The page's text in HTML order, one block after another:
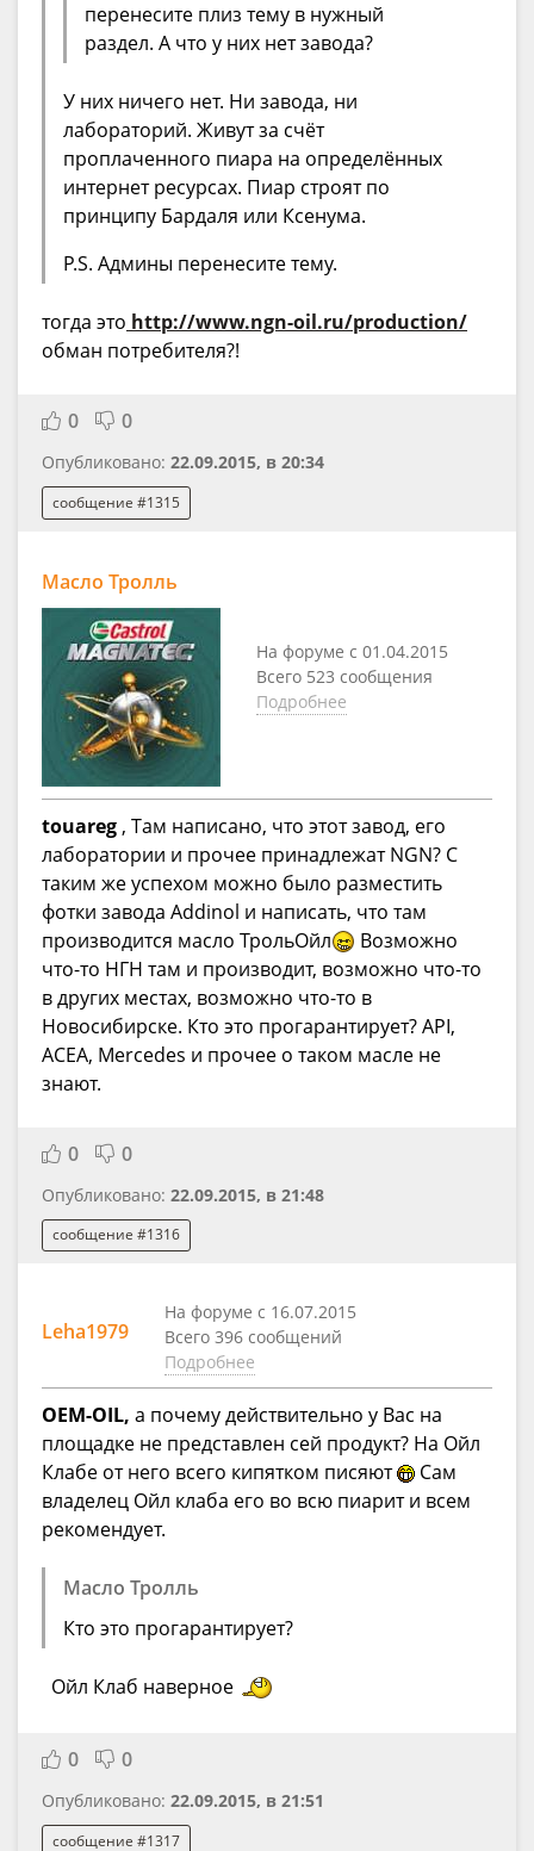
перенесите плиз тему в нужный
раздел. А что у них нет завода?
У них ничего нет. Ни завода, ни
лабораторий. Живут за счёт
проплаченного пиара на определённых
интернет ресурсах. Пиар строят по
принципу Бардаля или Ксенума.
P.S. Админы перенесите тему.
тогда это http://www.ngn-oil.ru/production/
обман потребителя?!
0 0
Опубликовано: 22.09.2015, в 20:34
сообщение #1315
Масло Тролль
На форуме с 01.04.2015
Всего 523 сообщения
Подробнее
touareg , Там написано, что этот завод, его
лаборатории и прочее принадлежат NGN? С
таким же успехом можно было разместить
фотки завода Addinol и написать, что там
производится масло ТрольОйл
Возможно
что-то НГН там и производит, возможно что-то
в других местах, возможно что-то в
Новосибирске. Кто это прогарантирует? API,
ACEA, Mercedes и прочее о таком масле не
знают.
0 0
Опубликовано: 22.09.2015, в 21:48
сообщение #1316
Leha1979
На форуме с 16.07.2015
Всего 396 сообщений
Подробнее
OEM-OIL, а почему действительно у Вас на
площадке не представлен сей продукт? На Ойл
Клабе от него всего кипятком писяют
Сам
владелец Ойл клаба его во всю пиарит и всем
рекомендует.
Масло Тролль
Кто это прогарантирует?
Ойл Клаб наверное
0 0
Опубликовано: 22.09.2015, в 21:51
сообщение #1317